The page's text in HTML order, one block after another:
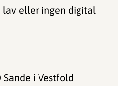
lav eller ingen digital
Sande i Vestfold